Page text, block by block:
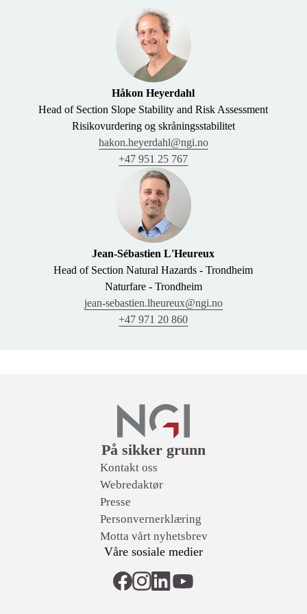
Håkon Heyerdahl
Head of Section Slope Stability and Risk Assessment
Risikovurdering og skråningsstabilitet
hakon.heyerdahl@ngi.no
+47 951 25 767
Jean-Sébastien L'Heureux
Head of Section Natural Hazards - Trondheim
Naturfare - Trondheim
jean-sebastien.lheureux@ngi.no
+47 971 20 860
På sikker grunn
Lenker
Kontakt oss
Webredaktør
Presse
Personvernerklæring
Motta vårt nyhetsbrev
Våre sosiale medier